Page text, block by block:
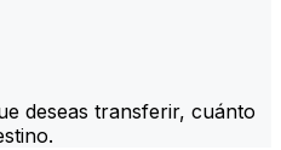
deseas transferir, cuánto